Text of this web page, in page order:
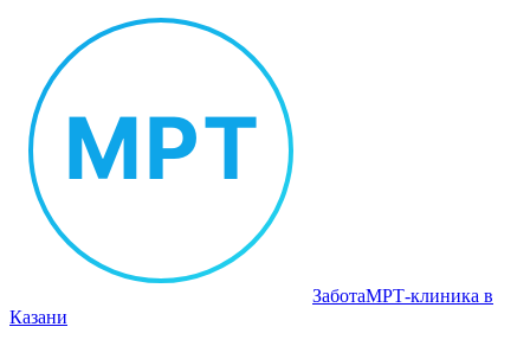
ЗаботаМРТ‑клиника в
Казани